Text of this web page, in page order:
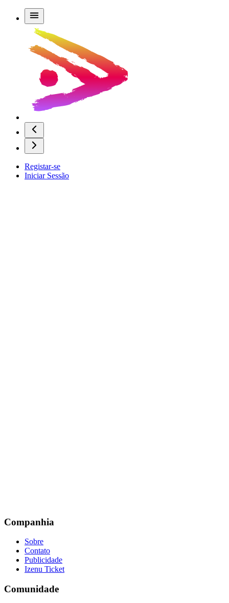
Registar-se
Iniciar Sessão
Companhia
Sobre
Contato
Publicidade
Izenu Ticket
Comunidade